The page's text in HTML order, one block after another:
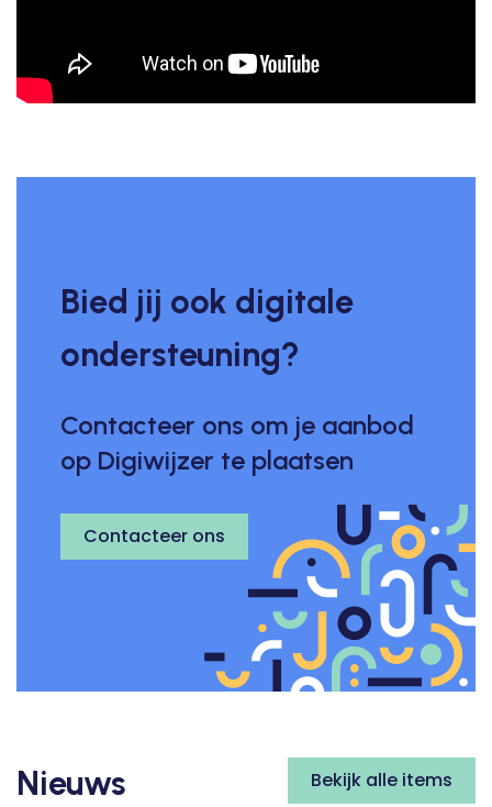
Bied jij ook digitale
ondersteuning?
Contacteer ons om je aanbod
op Digiwijzer te plaatsen
Contacteer ons
Nieuws Bekijk alle items